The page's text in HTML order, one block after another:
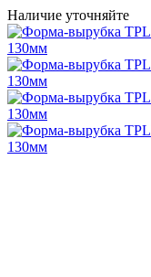
Наличие уточняйте